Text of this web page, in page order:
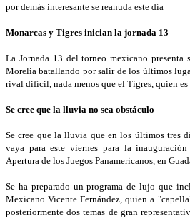
por demás interesante se reanuda este día
Monarcas y Tigres inician la jornada 13
La Jornada 13 del torneo mexicano
Morelia batallando por salir de los últimos
rival difícil, nada menos que el Tigres, quien es
Se cree que la lluvia no sea obstáculo
Se cree que la lluvia que en los últimos tres
vaya para este viernes para la
Apertura de los Juegos Panamericanos, en
Se ha preparado un programa de lujo que
Mexicano Vicente Fernández, quien a
posteriormente dos temas de gran